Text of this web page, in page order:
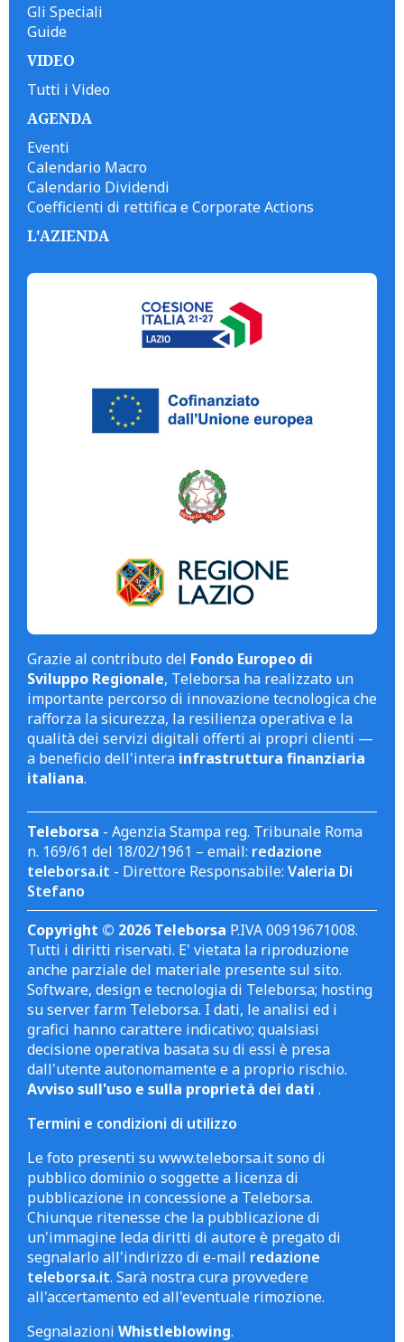
Gli Speciali
Guide
VIDEO
Tutti i Video
AGENDA
Eventi
Calendario Macro
Calendario Dividendi
Coefficienti di rettifica e Corporate Actions
L'AZIENDA
Grazie al contributo del Fondo Europeo di
Sviluppo Regionale, Teleborsa ha realizzato un
importante percorso di innovazione tecnologica che
rafforza la sicurezza, la resilienza operativa e la
qualità dei servizi digitali offerti ai propri clienti —
a beneficio dell'intera infrastruttura finanziaria
italiana.
Teleborsa - Agenzia Stampa reg. Tribunale Roma
n. 169/61 del 18/02/1961 – email: redazione
teleborsa.it - Direttore Responsabile: Valeria Di
Stefano
Copyright © 2026 Teleborsa P.IVA 00919671008.
Tutti i diritti riservati. E' vietata la riproduzione
anche parziale del materiale presente sul sito.
Software, design e tecnologia di Teleborsa; hosting
su server farm Teleborsa. I dati, le analisi ed i
grafici hanno carattere indicativo; qualsiasi
decisione operativa basata su di essi è presa
dall'utente autonomamente e a proprio rischio.
Avviso sull'uso e sulla proprietà dei dati .
Termini e condizioni di utilizzo
Le foto presenti su www.teleborsa.it sono di
pubblico dominio o soggette a licenza di
pubblicazione in concessione a Teleborsa.
Chiunque ritenesse che la pubblicazione di
un'immagine leda diritti di autore è pregato di
segnalarlo all'indirizzo di e-mail redazione
teleborsa.it. Sarà nostra cura provvedere
all'accertamento ed all'eventuale rimozione.
Segnalazioni Whistleblowing.